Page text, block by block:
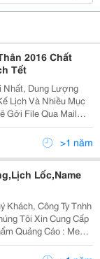
2016 Chất
Tết
Nhất, Dung Lượng
Lịch Và Nhiều Mục
Khi-2016.Html Ai
>1 năm
Lốc,Name
Khách, Công Ty Tnhh
Tôi Xin Cung Cấp
Hộp Giấy, Túi Giấy,